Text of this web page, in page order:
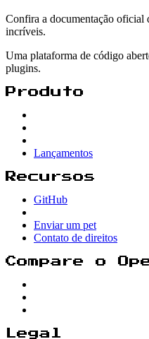
Confira a documentação oficial
incríveis.
Uma plataforma de código
plugins.
Produto
Lançamentos
Recursos
GitHub
Enviar um pet
Contato de direitos
Compare o
Legal